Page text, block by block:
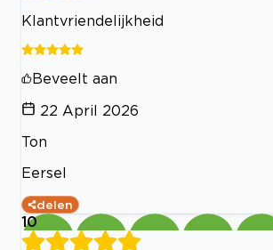
Klantvriendelijkheid
Beveelt aan
22 April 2026
Ton
Eersel
delen
10